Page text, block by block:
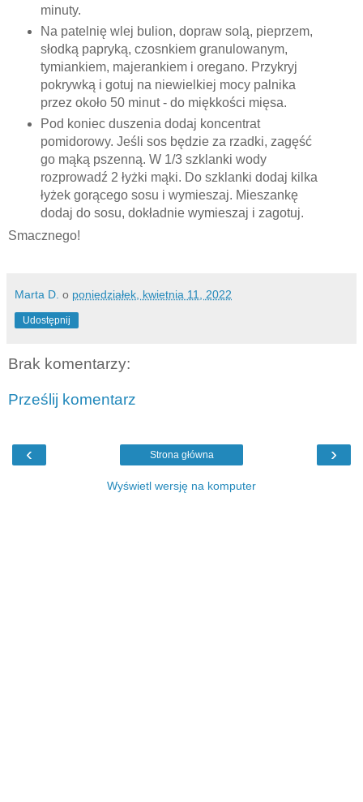
minuty.
Na patelnię wlej bulion, dopraw solą, pieprzem,
słodką papryką, czosnkiem granulowanym,
tymiankiem, majerankiem i oregano. Przykryj
pokrywką i gotuj na niewielkiej mocy palnika
przez około 50 minut - do miękkości mięsa.
Pod koniec duszenia dodaj koncentrat
pomidorowy. Jeśli sos będzie za rzadki, zagęść
go mąką pszenną. W 1/3 szklanki wody
rozprowadź 2 łyżki mąki. Do szklanki dodaj kilka
łyżek gorącego sosu i wymieszaj. Mieszankę
dodaj do sosu, dokładnie wymieszaj i zagotuj.
Smacznego!
Marta D. o poniedziałek, kwietnia 11, 2022
Udostępnij
Brak komentarzy:
Prześlij komentarz
‹ ›
Strona główna
Wyświetl wersję na komputer